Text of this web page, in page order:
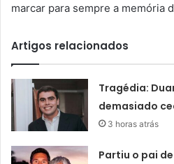
marcar para sempre a memória
Artigos relacionados
Tragédia:
demasiado
3 horas atrás
Partiu o pai